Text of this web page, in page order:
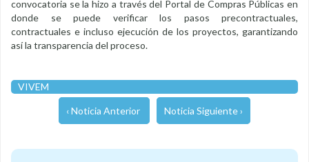
convocatoria se la hizo a través del Portal de Compras Públicas en
donde se puede verificar los pasos precontractuales,
contractuales e incluso ejecución de los proyectos, garantizando
así la transparencia del proceso.
VIVEM
‹ Noticia Anterior Noticia Siguiente ›